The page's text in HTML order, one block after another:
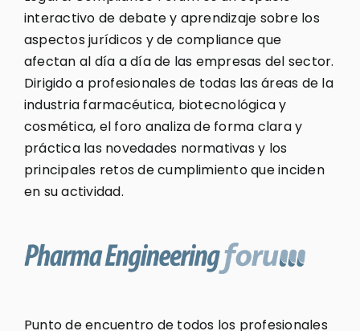
interactivo de debate y aprendizaje sobre los
aspectos jurídicos y de compliance que
afectan al día a día de las empresas del sector.
Dirigido a profesionales de todas las áreas de la
industria farmacéutica, biotecnológica y
cosmética, el foro analiza de forma clara y
práctica las novedades normativas y los
principales retos de cumplimiento que inciden
en su actividad.
Punto de encuentro de todos los profesionales